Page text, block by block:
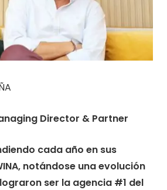
Director & Partner
cada año en sus
notándose una evolución
ser la agencia #1 del